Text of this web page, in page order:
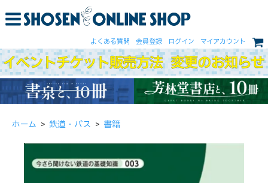
よくある質問 会員登録 ログイン マイアカウント
ホーム > 鉄道・バス > 書籍